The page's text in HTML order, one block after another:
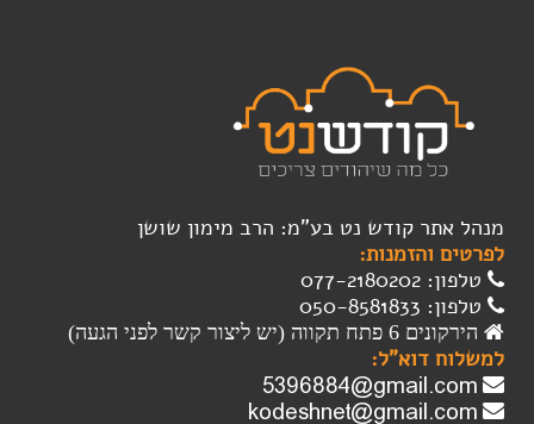
מנהל אתר קודש נט בע"מ: הרב מימון שושן
לפרטים והזמנות:
טלפון: 077-2180202
טלפון: 050-8581833
הירקונים 6 פתח תקווה (יש ליצור קשר לפני הגעה)
למשלוח דוא"ל: